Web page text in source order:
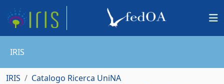
IRIS
IRIS
Catalogo Ricerca UniNA